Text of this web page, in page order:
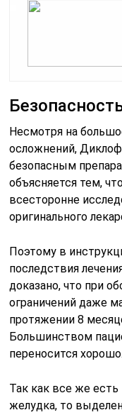
Несмотря на
осложнений,
безопасным
объясняется тем,
всесторонне
оригинального
Поэтому в
последствия
доказано, что при
ограничений даже
протяжении 8
Большинством
переносится хорошо.
Так как все же
желудка, то